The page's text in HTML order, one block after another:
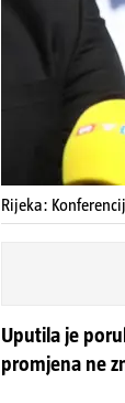
Rijeka:
Uputila je
promjena ne